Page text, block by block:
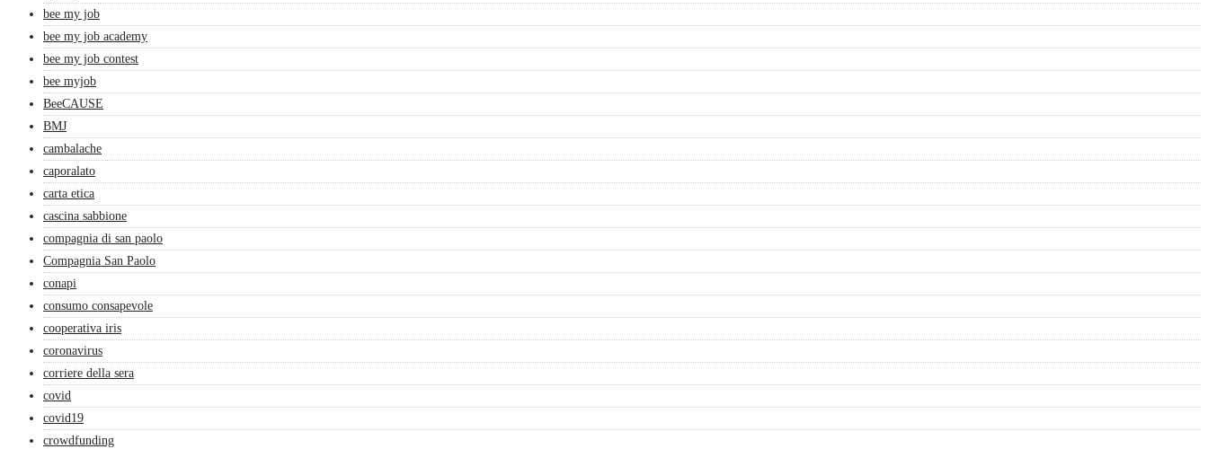
bee my job
bee my job academy
bee my job contest
bee myjob
BeeCAUSE
BMJ
cambalache
caporalato
carta etica
cascina sabbione
compagnia di san paolo
Compagnia San Paolo
conapi
consumo consapevole
cooperativa iris
coronavirus
corriere della sera
covid
covid19
crowdfunding